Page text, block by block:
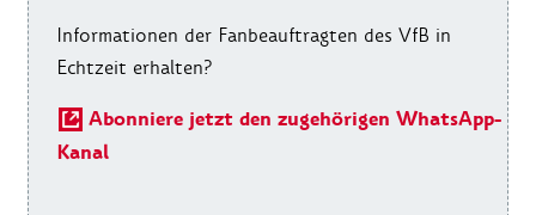
Informationen der Fanbeauftragten des VfB in
Echtzeit erhalten?
Abonniere jetzt den zugehörigen WhatsApp-
Kanal